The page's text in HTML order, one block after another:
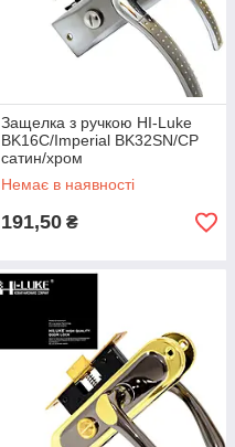
Защелка з ручкою HI-Luke
BK16C/Imperial BK32SN/CP
сатин/хром
Немає в наявності
191,50 ₴